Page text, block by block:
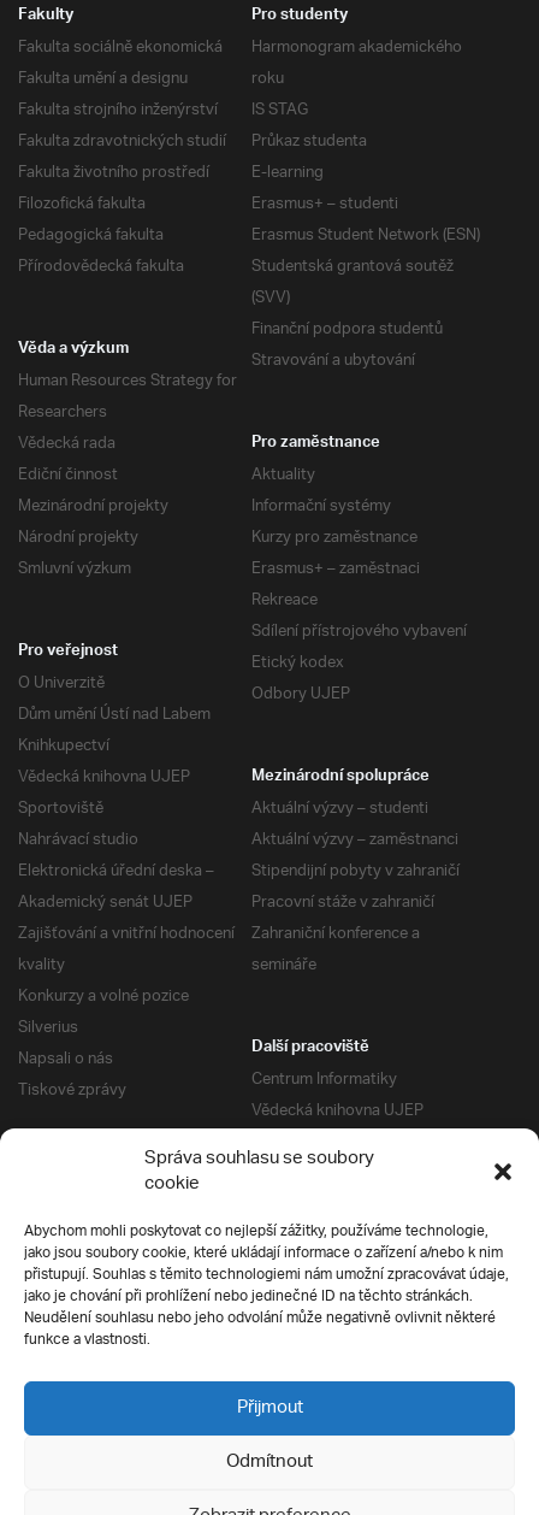
Správa souhlasu se soubory
cookie
Abychom mohli poskytovat co nejlepší zážitky, používáme technologie,
jako jsou soubory cookie, které ukládají informace o zařízení a/nebo k nim
přistupují. Souhlas s těmito technologiemi nám umožní zpracovávat údaje,
jako je chování při prohlížení nebo jedinečné ID na těchto stránkách.
Neudělení souhlasu nebo jeho odvolání může negativně ovlivnit některé
funkce a vlastnosti.
Přijmout
Odmítnout
Fakulty
Fakulta sociálně ekonomická
Fakulta umění a designu
Fakulta strojního inženýrství
Fakulta zdravotnických studií
Fakulta životního prostředí
Filozofická fakulta
Pedagogická fakulta
Přírodovědecká fakulta
Pro studenty
Harmonogram akademického
roku
IS STAG
Průkaz studenta
E-learning
Erasmus+ – studenti
Erasmus Student Network (ESN)
Studentská grantová soutěž
(SVV)
Finanční podpora studentů
Stravování a ubytování
Věda a výzkum
Human Resources Strategy for
Researchers
Vědecká rada
Ediční činnost
Mezinárodní projekty
Národní projekty
Smluvní výzkum
Pro zaměstnance
Aktuality
Informační systémy
Kurzy pro zaměstnance
Erasmus+ – zaměstnaci
Rekreace
Sdílení přístrojového vybavení
Etický kodex
Odbory UJEP
Pro veřejnost
O Univerzitě
Dům umění Ústí nad Labem
Knihkupectví
Vědecká knihovna UJEP
Sportoviště
Nahrávací studio
Elektronická úřední deska –
Akademický senát UJEP
Zajišťování a vnitřní hodnocení
kvality
Konkurzy a volné pozice
Silverius
Napsali o nás
Tiskové zprávy
Mezinárodní spolupráce
Aktuální výzvy – studenti
Aktuální výzvy – zaměstnanci
Stipendijní pobyty v zahraničí
Pracovní stáže v zahraničí
Zahraniční konference a
semináře
Další pracoviště
Centrum Informatiky
Vědecká knihovna UJEP
Správa kolejí a menz
Univerzitní centrum podpory
Silverius
Pro uchazeče
Přijímací řízení
E-prihlaska
Přípravné kurzy
Ochrana soukromí
Všechna práva vyhrazena